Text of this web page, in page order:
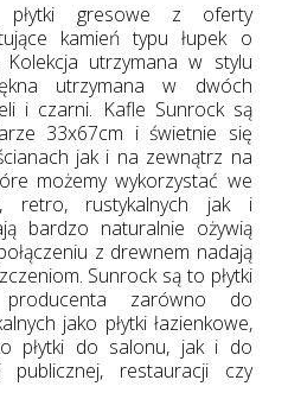
płytki gresowe z oferty
kamień typu łupek o
Kolekcja utrzymana w stylu
utrzymana w dwóch
i czarni. Kafle Sunrock są
33x67cm i świetnie się
jak i na zewnątrz na
możemy wykorzystać we
retro, rustykalnych jak i
bardzo naturalnie ożywią
z drewnem nadają
Sunrock są to płytki
zarówno do
jako płytki łazienkowe,
płytki do salonu, jak i do
publicznej, restauracji czy